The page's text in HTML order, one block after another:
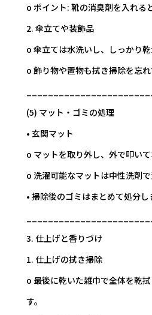
o ポイント: 靴の消臭剤を入れる
2. 傘立てや装飾品
o 傘立ては水洗いし、しっかり乾
o 飾り物や置物も拭き掃除を忘れ
(5) マット・ゴミの処理
• 玄関マット
o マットを取り外し、外で叩いて
o 洗濯可能なマットは中性洗剤で
• 掃除後のゴミはまとめて処分し
3. 仕上げと香りづけ
1. 仕上げの拭き掃除
o 最後に乾いた雑巾で全体を乾
す。